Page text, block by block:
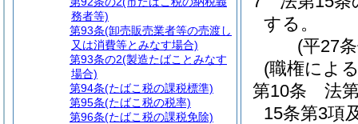
する。
(平27
(職権によ
第10条
法
15条第3項
務者等)
第93条(卸売販売業者等の売渡し
又は消費等とみなす場合)
第93条の2(製造たばことみなす
場合)
第94条(たばこ税の課税標準)
第95条(たばこ税の税率)
第96条(たばこ税の課税免除)